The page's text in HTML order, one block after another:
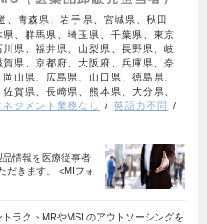
、青森県、岩手県、宮城県、秋田
、群馬県、埼玉県、千葉県、東京
県、福井県、山梨県、長野県、岐
県、京都府、大阪府、兵庫県、奈
山県、広島県、山口県、徳島県、
賀県、長崎県、熊本県、大分県、
ネジメント業務なし
英語力不問
情報を医療従事者
だきます。 <MIフォ
ラクトMRやMSLのアウトソーシングを